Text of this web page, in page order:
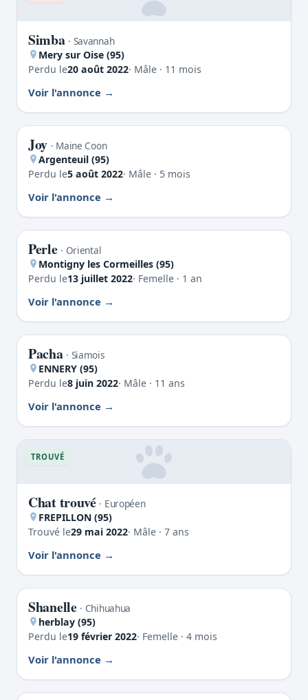
Simba · Savannah
Mery sur Oise (95)
Perdu le20 août 2022· Mâle · 11 mois
Voir l'annonce
PERDU
Joy · Maine Coon
Argenteuil (95)
Perdu le5 août 2022· Mâle · 5 mois
Voir l'annonce
PERDU
Perle · Oriental
Montigny les Cormeilles (95)
Perdu le13 juillet 2022· Femelle · 1 an
Voir l'annonce
PERDU
Pacha · Siamois
ENNERY (95)
Perdu le8 juin 2022· Mâle · 11 ans
Voir l'annonce
TROUVÉ
Chat trouvé · Européen
FREPILLON (95)
Trouvé le29 mai 2022· Mâle · 7 ans
Voir l'annonce
PERDU
Shanelle · Chihuahua
herblay (95)
Perdu le19 février 2022· Femelle · 4 mois
Voir l'annonce